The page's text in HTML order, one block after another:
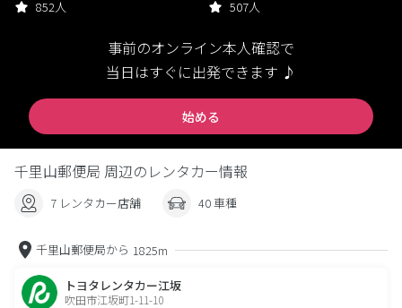
852人 507人
事前のオンライン本人確認で
当日はすぐに出発できます ♪
始める
千里山郵便局 周辺のレンタカー情報
7 レンタカー店舗 40 車種
千里山郵便局から 1825m
トヨタレンタカー江坂
吹田市江坂町1-11-10